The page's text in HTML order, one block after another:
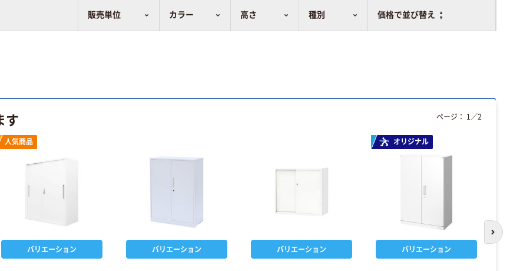
販売単位 カラー 高さ 種別 価格で並び替え比較表に追加
す
人気商品
バリエーション バリエーション バリエーション
オリジナル
バリエーション
ページ： 1 ／2
次